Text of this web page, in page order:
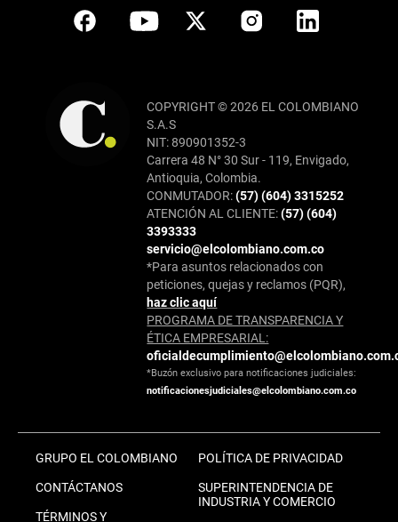
COPYRIGHT © 2026 EL COLOMBIANO
S.A.S
NIT: 890901352-3
Carrera 48 N° 30 Sur - 119, Envigado,
Antioquia, Colombia.
CONMUTADOR:(57) (604) 3315252
ATENCIÓN AL CLIENTE:(57) (604)
3393333
servicio@elcolombiano.com.co
*Para asuntos relacionados con
peticiones, quejas y reclamos (PQR),
haz clic aquí
PROGRAMA DE TRANSPARENCIA Y
ÉTICA EMPRESARIAL:
*Buzón exclusivo para notificaciones judiciales:
notificacionesjudiciales@elcolombiano.com.co
GRUPO EL COLOMBIANO
CONTÁCTANOS
TÉRMINOS Y
POLÍTICA DE PRIVACIDAD
SUPERINTENDENCIA DE
INDUSTRIA Y COMERCIO